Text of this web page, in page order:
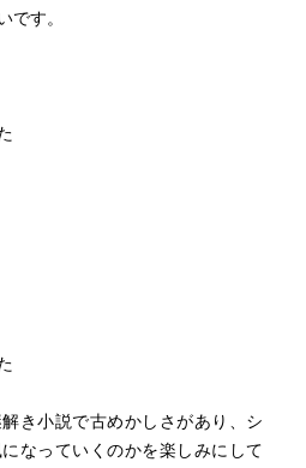
きる。バレエ団の演出家・梶
梶田は団員からの信頼が厚く、
。二つの事件に関連性があるの
るが、動機も犯行方法もまった
する。さらに、葉瑠子の恋人で
われ、重傷を負う。事件は連続
不安と緊張に包まれる。
エ団の内部構造」にあると考
功のために互いを支え合う一
で、時に人生を左右するほどの
の才能を見抜く目を持ち、未緒
。一方、葉瑠子は未緒に強い対
賛否があった。
です。
解き小説で古めかしさがあり、シ
なっていくのかを楽しみにして